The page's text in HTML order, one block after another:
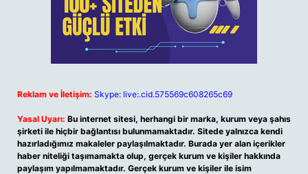
Reklam ve İletişim: Skype: live:.cid.575569c608265c69
Yasal Uyarı: Bu internet sitesi, herhangi bir marka, kurum veya şahıs
şirketi ile hiçbir bağlantısı bulunmamaktadır. Sitede yalnızca kendi
hazırladığımız makaleler paylaşılmaktadır. Burada yer alan içerikler
haber niteliği taşımamakta olup, gerçek kurum ve kişiler hakkında
paylaşım yapılmamaktadır. Gerçek kurum ve kişiler ile isim